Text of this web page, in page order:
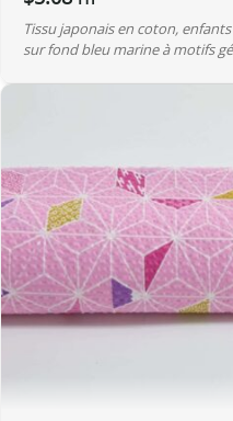
Tissu japonais en coton,
sur fond bleu marine à motifs